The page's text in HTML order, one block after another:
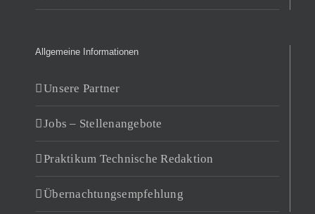
Allgemeine Informationen
Unsere Partner
Jobs – Stellenangebote
Praktikum Technische Redaktion
Übernachtungsempfehlung